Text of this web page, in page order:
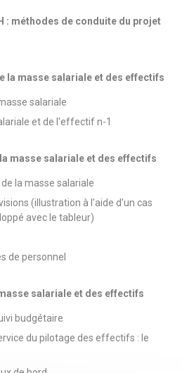
: méthodes de conduite du projet
la masse salariale et des effectifs
salariale
et de l'effectif n-1
masse salariale et des effectifs
la masse salariale
(illustration à l'aide d'un cas
avec le tableur)
de personnel
salariale et des effectifs
budgétaire
du pilotage des effectifs : le